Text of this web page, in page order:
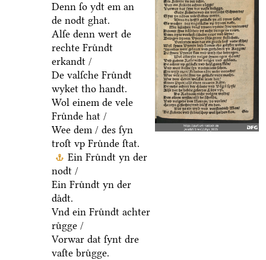
Denn ſo ydt em an
de nodt ghat.
Alſe denn wert de
rechte Fruͤndt
erkandt /
De valſche Fruͤndt
wyket tho handt.
Wol einem de vele
Fruͤnde hat /
Wee dem / des ſyn
troſt vp Fruͤnde ſtat.
Ein Fruͤndt yn der
nodt /
Ein Fruͤndt yn der
daͤdt.
Vnd ein Fruͤndt achter
ruͤgge /
Vorwar dat ſynt dre
vaſte bruͤgge.